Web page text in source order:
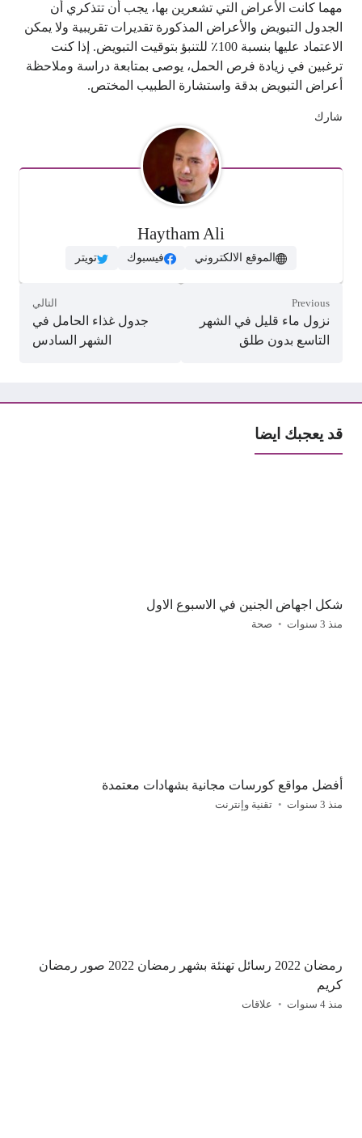
مهما كانت الأعراض التي تشعرين بها، يجب أن تتذكري أن
الجدول التبويض والأعراض المذكورة تقديرات تقريبية ولا يمكن
الاعتماد عليها بنسبة 100٪ للتنبؤ بتوقيت التبويض. إذا كنت
ترغبين في زيادة فرص الحمل، يوصى بمتابعة دراسة وملاحظة
أعراض التبويض بدقة واستشارة الطبيب المختص.
شارك
Haytham Ali
الموقع الالكتروني فيسبوك تويتر
Previous
نزول ماء قليل في الشهر
التاسع بدون طلق
التالي
جدول غذاء الحامل في
الشهر السادس
قد يعجبك ايضا
شكل اجهاض الجنين في الاسبوع الاول
منذ 3 سنوات صحة
أفضل مواقع كورسات مجانية بشهادات معتمدة
منذ 3 سنوات تقنية وإنترنت
رمضان 2022 رسائل تهنئة بشهر رمضان 2022 صور رمضان
كريم
منذ 4 سنوات علاقات